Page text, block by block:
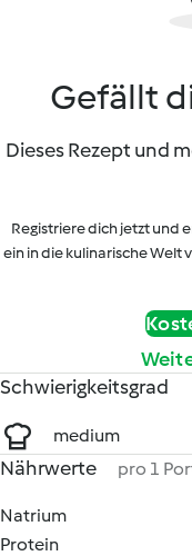
Gefällt
Dieses Rezept und
Registriere dich jetzt und
ein in die kulinarische
Schwierigkeitsgrad
medium
Nährwerte pro 1
Natrium
Protein